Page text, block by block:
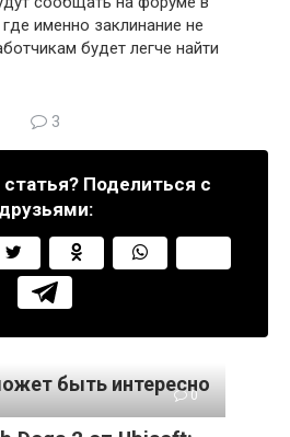
именно заклинание не
будет легче найти
3
Поделиться с
друзьями:
быть интересно
0